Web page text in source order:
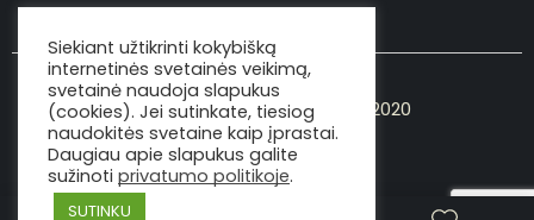
Copyright © Viking the chef 2020
Siekiant užtikrinti kokybišką
internetinės svetainės veikimą,
svetainė naudoja slapukus
(cookies). Jei sutinkate, tiesiog
naudokitės svetaine kaip įprastai.
Daugiau apie slapukus galite
sužinoti privatumo politikoje.
SUTINKU